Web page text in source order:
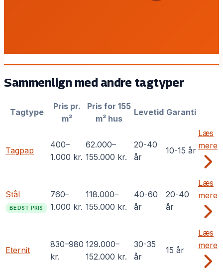
Sammenlign med andre tagtyper
Tagtype
Pris pr.
m²
Pris for 155
m² hus
Levetid Garanti
Tagpap
400–
1.000 kr.
62.000–
155.000 kr.
20-40
år
10-15 år
Læs
mere
Stål
BEDST PRIS
760–
1.000 kr.
118.000–
155.000 kr.
40-60
år
20-40
år
Læs
mere
Eternit
830–980
kr.
129.000–
152.000 kr.
30-35
år
15 år
Læs
mere